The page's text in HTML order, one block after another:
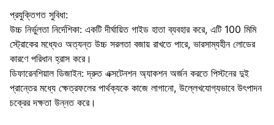
প্রযুক্তিগত সুবিধা:
উচ্চ নির্ভুলতা নির্দেশিকা: একটি দীর্ঘায়িত গাইড হাতা ব্যবহার করে, এটি 100 মিমি
স্ট্রোকের মধ্যেও অত্যন্ত উচ্চ সরলতা বজায় রাখতে পারে, ভারসাম্যহীন লোডের
কারণে পরিধান হ্রাস করে।
ডিফারেনশিয়াল ডিজাইন: দ্রুত এক্সটেনশন অ্যাকশন অর্জন করতে পিস্টনের দুই
প্রান্তের মধ্যে ক্ষেত্রফলের পার্থক্যকে কাজে লাগানো, উল্লেখযোগ্যভাবে উৎপাদন
চক্রের দক্ষতা উন্নত করে।